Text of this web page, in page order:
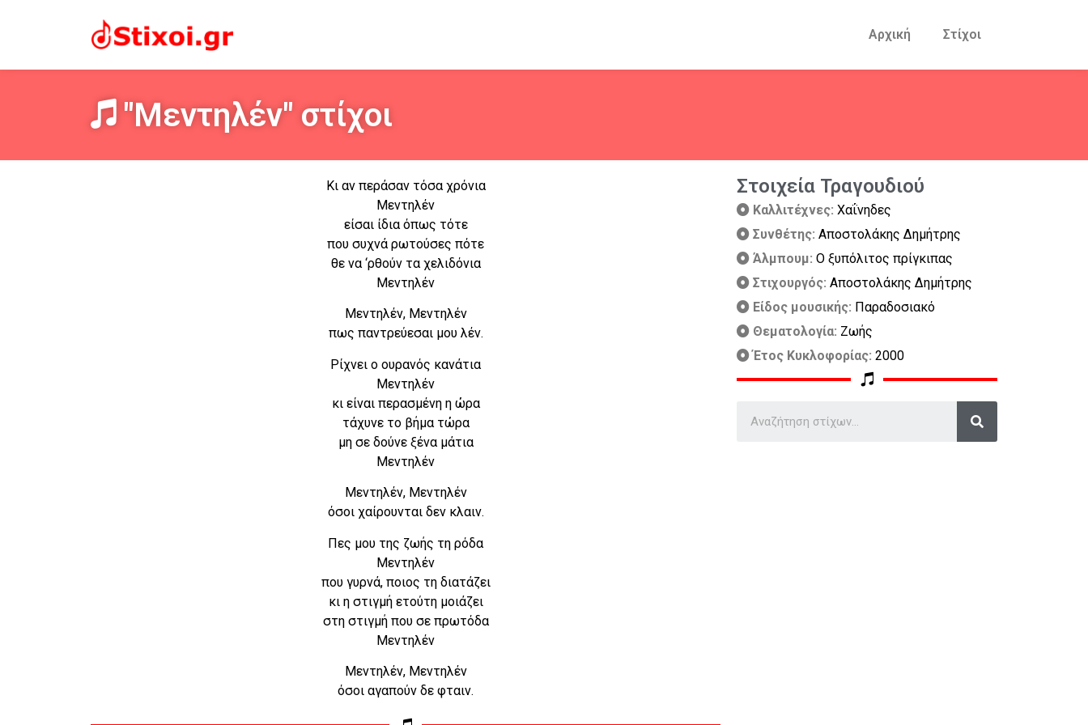
Αρχική Στίχοι
"Μεντηλέν" στίχοι
Κι αν περάσαν τόσα χρόνια
Μεντηλέν
είσαι ίδια όπως τότε
που συχνά ρωτούσες πότε
θε να ‘ρθούν τα χελιδόνια
Μεντηλέν
Μεντηλέν, Μεντηλέν
πως παντρεύεσαι μου λέν.
Ρίχνει ο ουρανός κανάτια
Μεντηλέν
κι είναι περασμένη η ώρα
τάχυνε το βήμα τώρα
μη σε δούνε ξένα μάτια
Μεντηλέν
Μεντηλέν, Μεντηλέν
όσοι χαίρουνται δεν κλαιν.
Πες μου της ζωής τη ρόδα
Μεντηλέν
που γυρνά, ποιος τη διατάζει
κι η στιγμή ετούτη μοιάζει
στη στιγμή που σε πρωτόδα
Μεντηλέν
Μεντηλέν, Μεντηλέν
όσοι αγαπούν δε φταιν.
Στοιχεία Τραγουδιού
Καλλιτέχνες: Χαΐνηδες
Συνθέτης: Αποστολάκης Δημήτρης
Άλμπουμ: Ο ξυπόλιτος πρίγκιπας
Στιχουργός: Αποστολάκης Δημήτρης
Είδος μουσικής: Παραδοσιακό
Θεματολογία: Ζωής
Έτος Κυκλοφορίας: 2000